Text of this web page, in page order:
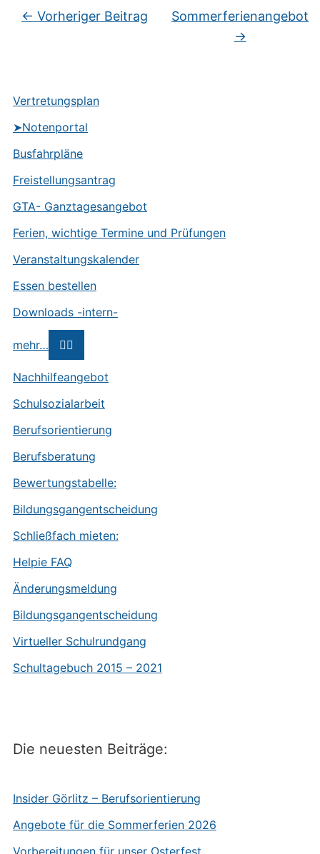
Vertretungsplan
➤Notenportal
Busfahrpläne
Freistellungsantrag
GTA- Ganztagesangebot
Ferien, wichtige Termine und Prüfungen
Veranstaltungskalender
Essen bestellen
Downloads -intern-
mehr…
Nachhilfeangebot
Schulsozialarbeit
Berufsorientierung
Berufsberatung
Bewertungstabelle:
Bildungsgangentscheidung
Schließfach mieten:
Helpie FAQ
Änderungsmeldung
Bildungsgangentscheidung
Virtueller Schulrundgang
Schultagebuch 2015 – 2021
Die neuesten Beiträge:
Insider Görlitz – Berufsorientierung
Angebote für die Sommerferien 2026
← Vorheriger Beitrag
Sommerferienangebot
→